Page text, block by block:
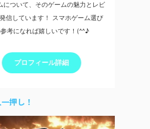
について、そのゲームの魅力とレビ
信しています！ スマホゲーム選び
考になれば嬉しいです！(^^♪
プロフィール詳細
押し！